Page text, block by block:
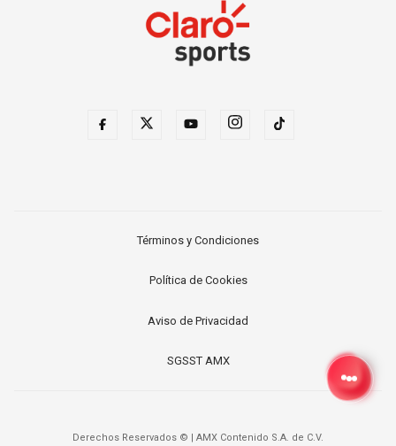
Términos y Condiciones
Política de Cookies
Aviso de Privacidad
SGSST AMX
Derechos Reservados © | AMX Contenido S.A. de C.V.